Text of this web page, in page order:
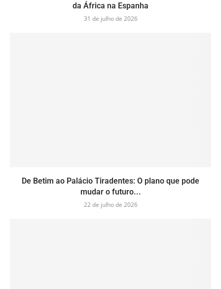
da África na Espanha
31 de julho de 2026
De Betim ao Palácio Tiradentes: O plano que pode
mudar o futuro...
22 de julho de 2026